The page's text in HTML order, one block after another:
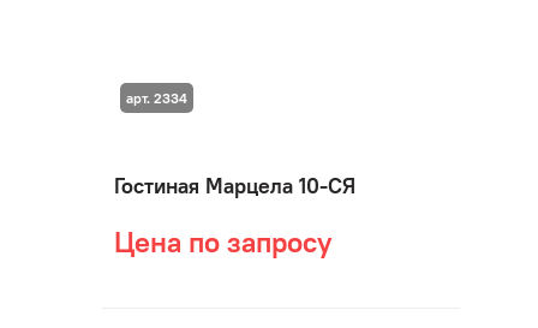
Гостиная Марцела 10-СЯ
Цена по запросу
арт. 2334